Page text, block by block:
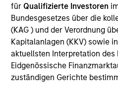
für Qualifizierte Investoren
Bundesgesetzes über die
(KAG ) und der Verordnung
Kapitalanlagen (KKV) sowie
aktuellsten Interpretation
Eidgenössische
zuständigen Gerichte
Morgan Stanley
Management
Adresse: